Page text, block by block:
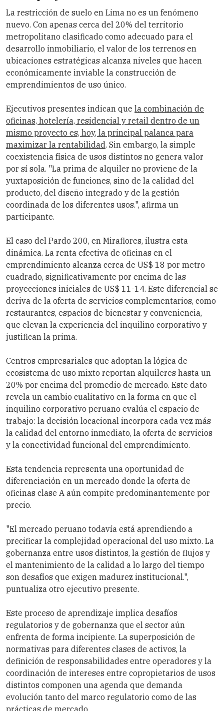
La restricción de suelo en Lima no es un fenómeno
nuevo. Con apenas cerca del 20% del territorio
metropolitano clasificado como adecuado para el
desarrollo inmobiliario, el valor de los terrenos en
ubicaciones estratégicas alcanza niveles que hacen
económicamente inviable la construcción de
emprendimientos de uso único.
Ejecutivos presentes indican que la combinación de
oficinas, hotelería, residencial y retail dentro de un
mismo proyecto es, hoy, la principal palanca para
maximizar la rentabilidad. Sin embargo, la simple
coexistencia física de usos distintos no genera valor
por sí sola. "La prima de alquiler no proviene de la
yuxtaposición de funciones, sino de la calidad del
producto, del diseño integrado y de la gestión
coordinada de los diferentes usos.", afirma un
participante.
El caso del Pardo 200, en Miraflores, ilustra esta
dinámica. La renta efectiva de oficinas en el
emprendimiento alcanza cerca de US$ 18 por metro
cuadrado, significativamente por encima de las
proyecciones iniciales de US$ 11-14. Este diferencial se
deriva de la oferta de servicios complementarios, como
restaurantes, espacios de bienestar y conveniencia,
que elevan la experiencia del inquilino corporativo y
justifican la prima.
Centros empresariales que adoptan la lógica de
ecosistema de uso mixto reportan alquileres hasta un
20% por encima del promedio de mercado. Este dato
revela un cambio cualitativo en la forma en que el
inquilino corporativo peruano evalúa el espacio de
trabajo: la decisión locacional incorpora cada vez más
la calidad del entorno inmediato, la oferta de servicios
y la conectividad funcional del emprendimiento.
Esta tendencia representa una oportunidad de
diferenciación en un mercado donde la oferta de
oficinas clase A aún compite predominantemente por
precio.
"El mercado peruano todavía está aprendiendo a
precificar la complejidad operacional del uso mixto. La
gobernanza entre usos distintos, la gestión de flujos y
el mantenimiento de la calidad a lo largo del tiempo
son desafíos que exigen madurez institucional.",
puntualiza otro ejecutivo presente.
Este proceso de aprendizaje implica desafíos
regulatorios y de gobernanza que el sector aún
enfrenta de forma incipiente. La superposición de
normativas para diferentes clases de activos, la
definición de responsabilidades entre operadores y la
coordinación de intereses entre copropietarios de usos
distintos componen una agenda que demanda
evolución tanto del marco regulatorio como de las